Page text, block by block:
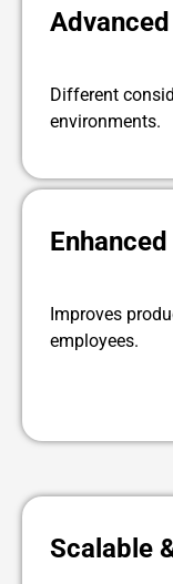
Different
environments.
Improves
employees.
Scalable